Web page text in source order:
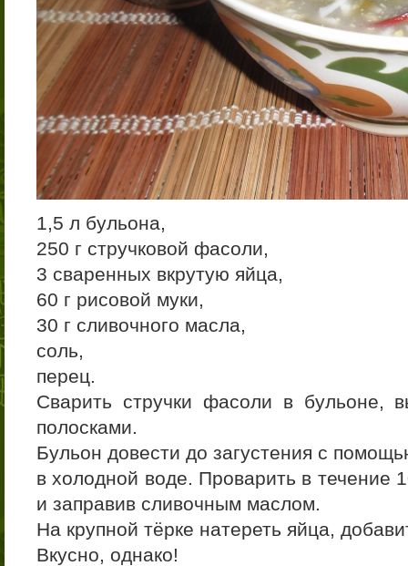
1,5 л бульона,
250 г стручковой фасоли,
3 сваренных вкрутую яйца,
60 г рисовой муки,
30 г сливочного масла,
соль,
перец.
Сварить стручки фасоли в бульоне,
полосками.
Бульон довести до загустения с
в холодной воде. Проварить в течение
и заправив сливочным маслом.
На крупной тёрке натереть яйца,
Вкусно, однако!